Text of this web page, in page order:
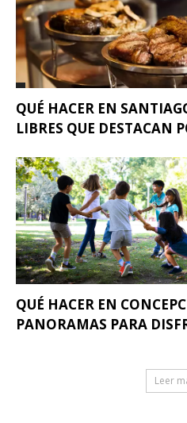
QUÉ HACER EN
LIBRES QUE DESTACAN
QUÉ HACER EN
PANORAMAS PARA
Leer